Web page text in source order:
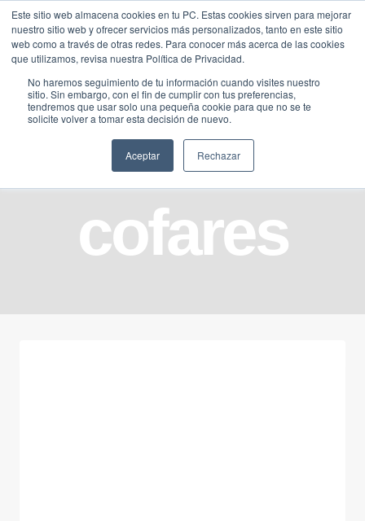
Este sitio web almacena cookies en tu PC. Estas cookies sirven para mejorar
nuestro sitio web y ofrecer servicios más personalizados, tanto en este sitio
web como a través de otras redes. Para conocer más acerca de las cookies
que utilizamos, revisa nuestra Política de Privacidad.
No haremos seguimiento de tu información cuando visites nuestro
sitio. Sin embargo, con el fin de cumplir con tus preferencias,
tendremos que usar solo una pequeña cookie para que no se te
solicite volver a tomar esta decisión de nuevo.
Aceptar Rechazar
Saltar
contenido
cofares
Traducir »